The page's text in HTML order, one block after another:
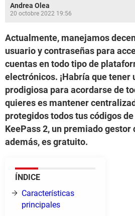
Andrea Olea
20 octobre 2022 19:56
Actualmente, manejamos
usuario y contraseñas para
cuentas en todo tipo de
electrónicos. ¡Habría que tener
prodigiosa para acordarse de
quieres es mantener
protegidos todos tus códigos
KeePass 2, un premiado gestor
además, es gratuito.
ÍNDICE
Características
principales